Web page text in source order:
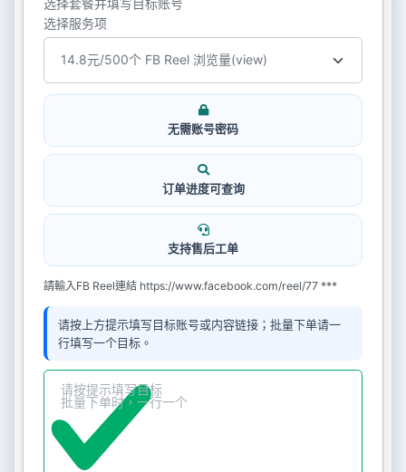
选择服务项
无需账号密码
订单进度可查询
支持售后工单
請輸入FB Reel連結 https://www.facebook.com/reel/77 ***
请按上方提示填写目标账号或内容链接；批量下单请一
行填写一个目标。